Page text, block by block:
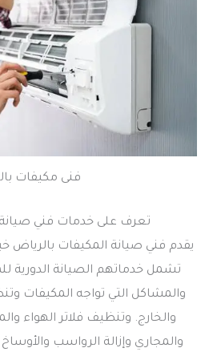
فنى مكيفات
تعرف على خدمات فني صيانة
يقدم فني صيانة المكيفات بالرياض
تشمل خدماتهم الصيانة الدورية
والمشاكل التي تواجه المكيفات
والخارج. وتنظيف فلاتر الهواء
والمجاري وإزالة الرواسب